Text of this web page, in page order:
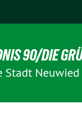
90/DIE
Stadt Neuwied